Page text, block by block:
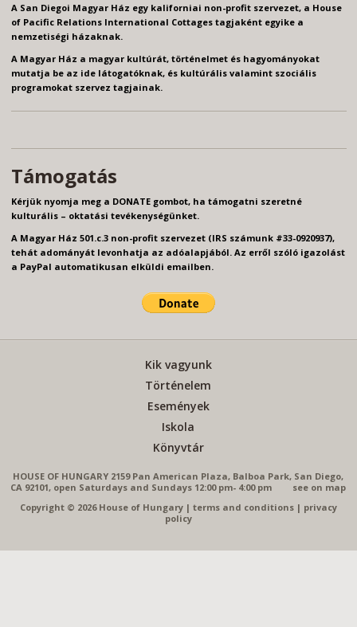
A San Diegoi Magyar Ház egy kaliforniai non-profit szervezet, a House
of Pacific Relations International Cottages tagjaként egyike a
nemzetiségi házaknak.
A Magyar Ház a magyar kultúrát, történelmet és hagyományokat
mutatja be az ide látogatóknak, és kultúrális valamint szociális
programokat szervez tagjainak.
Támogatás
Kérjük nyomja meg a DONATE gombot, ha támogatni szeretné
kulturális – oktatási tevékenységünket.
A Magyar Ház 501.c.3 non-profit szervezet (IRS számunk #33-0920937),
tehát adományát levonhatja az adóalapjából. Az erről szóló igazolást
a PayPal automatikusan elküldi emailben.
Kik vagyunk
Történelem
Események
Iskola
Könyvtár
HOUSE OF HUNGARY 2159 Pan American Plaza, Balboa Park, San Diego,
CA 92101, open Saturdays and Sundays 12:00 pm- 4:00 pm
see on map
Copyright © 2026 House of Hungary | terms and conditions| privacy
policy